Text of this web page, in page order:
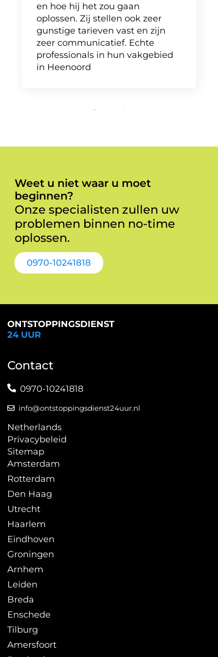
en hoe hij het zou gaan
oplossen. Zij stellen ook zeer
gunstige tarieven vast en zijn
zeer communicatief. Echte
professionals in hun vakgebied
in Heenoord
Weet u niet waar u moet
beginnen?
Onze specialisten zullen uw
problemen binnen no-time
oplossen.
0970-10241818
ONTSTOPPINGSDIENST
24 UUR
Contact
0970-10241818
info@ontstoppingsdienst24uur.nl
Netherlands
Privacybeleid
Sitemap
Amsterdam
Rotterdam
Den Haag
Utrecht
Haarlem
Eindhoven
Groningen
Arnhem
Leiden
Breda
Enschede
Tilburg
Amersfoort